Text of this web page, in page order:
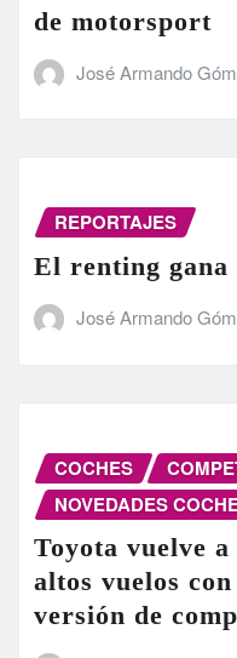
de motorsport
José Armando
REPORTAJES
El renting gana
José Armando
COCHES
NOVEDADES
Toyota vuelve
altos vuelos
versión de